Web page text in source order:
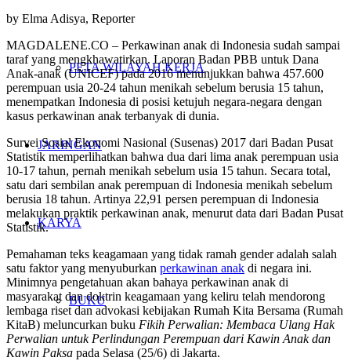
PETA WILAYAH KERJA
JARINGAN
KARYA
BUKU
by Elma Adisya, Reporter
MAGDALENE.CO – Perkawinan anak di Indonesia sudah sampai
taraf yang mengkhawatirkan. Laporan Badan PBB untuk Dana
Anak-anak (UNICEF) pada 2016 menunjukkan bahwa 457.600
perempuan usia 20-24 tahun menikah sebelum berusia 15 tahun,
menempatkan Indonesia di posisi ketujuh negara-negara dengan
kasus perkawinan anak terbanyak di dunia.
Survei Sosial Ekonomi Nasional (Susenas) 2017 dari Badan Pusat
Statistik memperlihatkan bahwa dua dari lima anak perempuan usia
10-17 tahun, pernah menikah sebelum usia 15 tahun. Secara total,
satu dari sembilan anak perempuan di Indonesia menikah sebelum
berusia 18 tahun. Artinya 22,91 persen perempuan di Indonesia
melakukan praktik perkawinan anak, menurut data dari Badan Pusat
Statistik.
Pemahaman teks keagamaan yang tidak ramah gender adalah salah
satu faktor yang menyuburkan perkawinan anak di negara ini.
Minimnya pengetahuan akan bahaya perkawinan anak di
masyarakat dan doktrin keagamaan yang keliru telah mendorong
lembaga riset dan advokasi kebijakan Rumah Kita Bersama (Rumah
KitaB) meluncurkan buku Fikih Perwalian: Membaca Ulang Hak
Perwalian untuk Perlindungan Perempuan dari Kawin Anak dan
Kawin Paksa pada Selasa (25/6) di Jakarta.